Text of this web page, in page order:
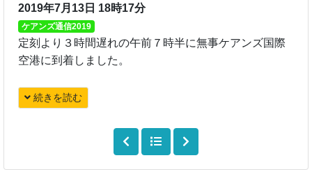
2019年7月13日 18時17分
ケアンズ通信2019
定刻より３時間遅れの午前７時半に無事ケアンズ国際
空港に到着しました。
続きを読む